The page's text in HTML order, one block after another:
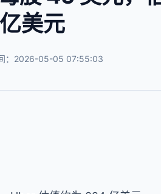
亿美元
：2026-05-05 07:55:03